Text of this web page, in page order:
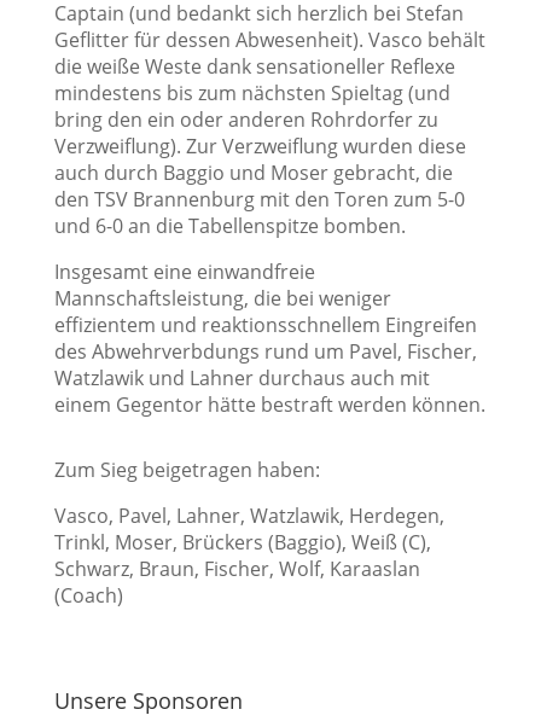
Captain (und bedankt sich herzlich bei Stefan
Geflitter für dessen Abwesenheit). Vasco behält
die weiße Weste dank sensationeller Reflexe
mindestens bis zum nächsten Spieltag (und
bring den ein oder anderen Rohrdorfer zu
Verzweiflung). Zur Verzweiflung wurden diese
auch durch Baggio und Moser gebracht, die
den TSV Brannenburg mit den Toren zum 5-0
und 6-0 an die Tabellenspitze bomben.
Insgesamt eine einwandfreie
Mannschaftsleistung, die bei weniger
effizientem und reaktionsschnellem Eingreifen
des Abwehrverbdungs rund um Pavel, Fischer,
Watzlawik und Lahner durchaus auch mit
einem Gegentor hätte bestraft werden können.
Zum Sieg beigetragen haben:
Vasco, Pavel, Lahner, Watzlawik, Herdegen,
Trinkl, Moser, Brückers (Baggio), Weiß (C),
Schwarz, Braun, Fischer, Wolf, Karaaslan
(Coach)
Unsere Sponsoren